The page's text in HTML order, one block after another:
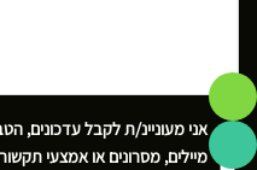
אני מעוניינ/ת לקבל עדכונים,
מיילים, מסרונים או אמצעי